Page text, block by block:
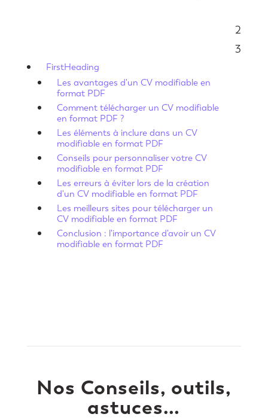
2
3
FirstHeading
Les avantages d'un CV modifiable en
format PDF
Comment télécharger un CV modifiable
en format PDF ?
Les éléments à inclure dans un CV
modifiable en format PDF
Conseils pour personnaliser votre CV
modifiable en format PDF
Les erreurs à éviter lors de la création
d'un CV modifiable en format PDF
Les meilleurs sites pour télécharger un
CV modifiable en format PDF
Conclusion : l'importance d'avoir un CV
modifiable en format PDF
Nos Conseils, outils,
astuces…